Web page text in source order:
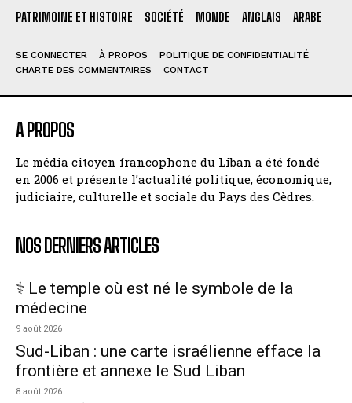
PATRIMOINE ET HISTOIRE
SOCIÉTÉ MONDE ANGLAIS ARABE
SE CONNECTER À PROPOS
POLITIQUE DE CONFIDENTIALITÉ
CHARTE DES COMMENTAIRES
CONTACT
A PROPOS
Le média citoyen francophone du Liban a été fondé
en 2006 et présente l’actualité politique, économique,
judiciaire, culturelle et sociale du Pays des Cèdres.
NOS DERNIERS ARTICLES
⚕️ Le temple où est né le symbole de la
médecine
9 août 2026
Sud-Liban : une carte israélienne efface la
frontière et annexe le Sud Liban
8 août 2026